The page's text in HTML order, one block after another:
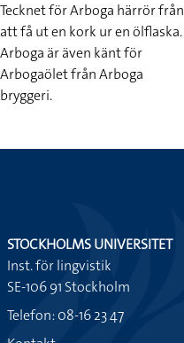
Tecknet för Arboga härrör från
att få ut en kork ur en ölflaska.
Arboga är även känt för
Arbogaölet från Arboga
bryggeri.
STOCKHOLMS UNIVERSITET
Inst. för lingvistik
SE-106 91 Stockholm
Telefon: 08-16 23 47